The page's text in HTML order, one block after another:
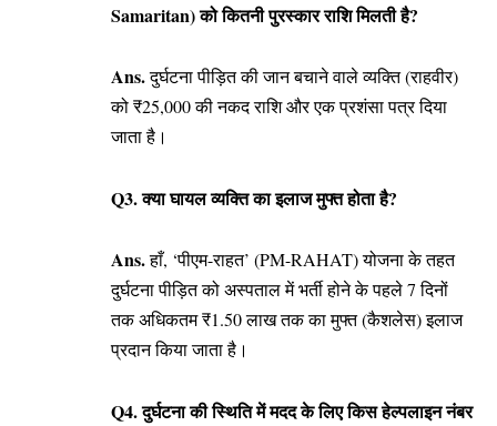
Samaritan) को कितनी पुरस्कार राशि मिलती है?
Ans.दुर्घटना पीड़ित की जान बचाने वाले व्यक्ति (राहवीर)
को ₹25,000 की नकद राशि और एक प्रशंसा पत्र दिया
जाता है।
Q3. क्या घायल व्यक्ति का इलाज मुफ्त होता है?
Ans.हाँ, ‘पीएम-राहत’ (PM-RAHAT) योजना के तहत
दुर्घटना पीड़ित को अस्पताल में भर्ती होने के पहले 7 दिनों
तक अधिकतम ₹1.50 लाख तक का मुफ्त (कैशलेस) इलाज
प्रदान किया जाता है।
Q4. दुर्घटना की स्थिति में मदद के लिए किस हेल्पलाइन नंबर